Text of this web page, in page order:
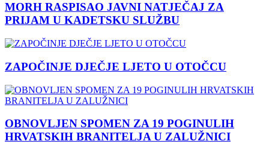
MORH RASPISAO JAVNI NATJEČAJ ZA
PRIJAM U KADETSKU SLUŽBU
ZAPOČINJE DJEČJE LJETO U OTOČCU
OBNOVLJEN SPOMEN ZA 19 POGINULIH
HRVATSKIH BRANITELJA U ZALUŽNICI